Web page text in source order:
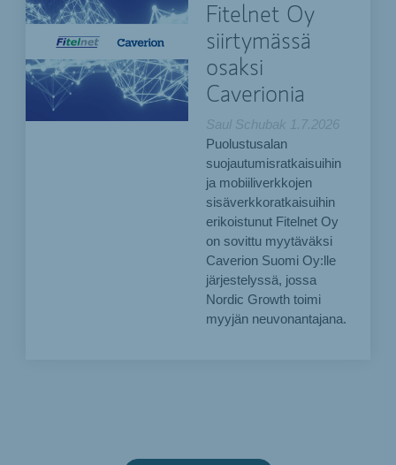
Fitelnet Oy
siirtymässä
osaksi
Caverionia
Saul Schubak
1.7.2026
Puolustusalan
suojautumisratkaisuihin
ja mobiiliverkkojen
sisäverkkoratkaisuihin
erikoistunut Fitelnet Oy
on sovittu myytäväksi
Caverion Suomi Oy:lle
järjestelyssä, jossa
Nordic Growth toimi
myyjän neuvonantajana.